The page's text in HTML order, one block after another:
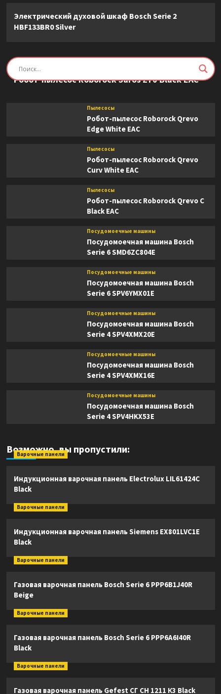
Электрический духовой шкаф Bosch Serie 2
HBF133BR0 Silver
Пылесосы
Робот-пылесос Roborock Saros Z70 Black EAC
Пылесосы
Робот-пылесос Roborock Qrevo
Edge White EAC
Пылесосы
Робот-пылесос Roborock Qrevo
Curv White EAC
Пылесосы
Робот-пылесос Roborock Qrevo C
Black EAC
Посудомоечные машины
Посудомоечная машина Bosch
Serie 6 SMD6ZC804E
Посудомоечные машины
Посудомоечная машина Bosch
Serie 6 SPV6YMX01E
Посудомоечные машины
Посудомоечная машина Bosch
Serie 4 SPV4XMX20E
Посудомоечные машины
Посудомоечная машина Bosch
Serie 4 SPV4XMX16E
Посудомоечные машины
Посудомоечная машина Bosch
Serie 4 SPV4HKX53E
Возможно, вы пропустили:
Варочные панели
Индукционная варочная панель Electrolux LIL61424C
Black
Варочные панели
Индукционная варочная панель Siemens EX801LVC1E
Black
Варочные панели
Газовая варочная панель Bosch Serie 6 PPP6B1J40R
Beige
Варочные панели
Газовая варочная панель Bosch Serie 6 PPP6A6I40R
Black
Варочные панели
Газовая варочная панель Gefest СГ СН 1211 К3 Black